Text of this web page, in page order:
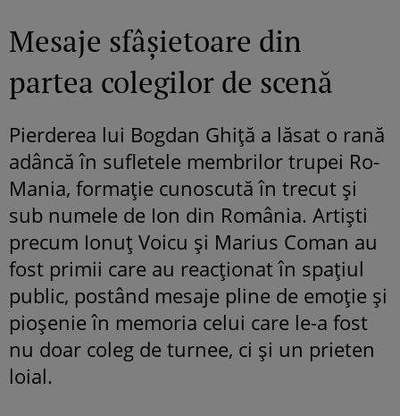
Mesaje sfâșietoare din
partea colegilor de scenă
Pierderea lui Bogdan Ghiță a lăsat o rană
adâncă în sufletele membrilor trupei Ro-
Mania, formație cunoscută în trecut și
sub numele de Ion din România. Artiști
precum Ionuț Voicu și Marius Coman au
fost primii care au reacționat în spațiul
public, postând mesaje pline de emoție și
pioșenie în memoria celui care le-a fost
nu doar coleg de turnee, ci și un prieten
loial.